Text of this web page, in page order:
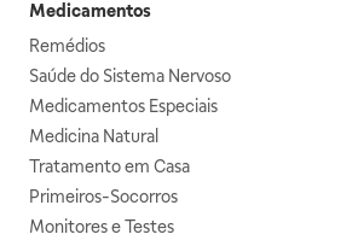
Medicamentos
Remédios
Saúde do Sistema Nervoso
Medicamentos Especiais
Medicina Natural
Tratamento em Casa
Primeiros-Socorros
Monitores e Testes